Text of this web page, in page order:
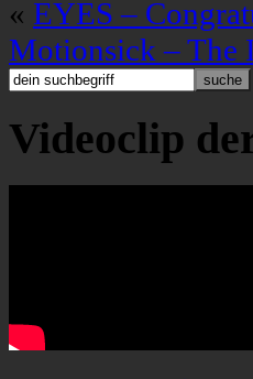
« EYES –
Motionsick – The
Videoclip